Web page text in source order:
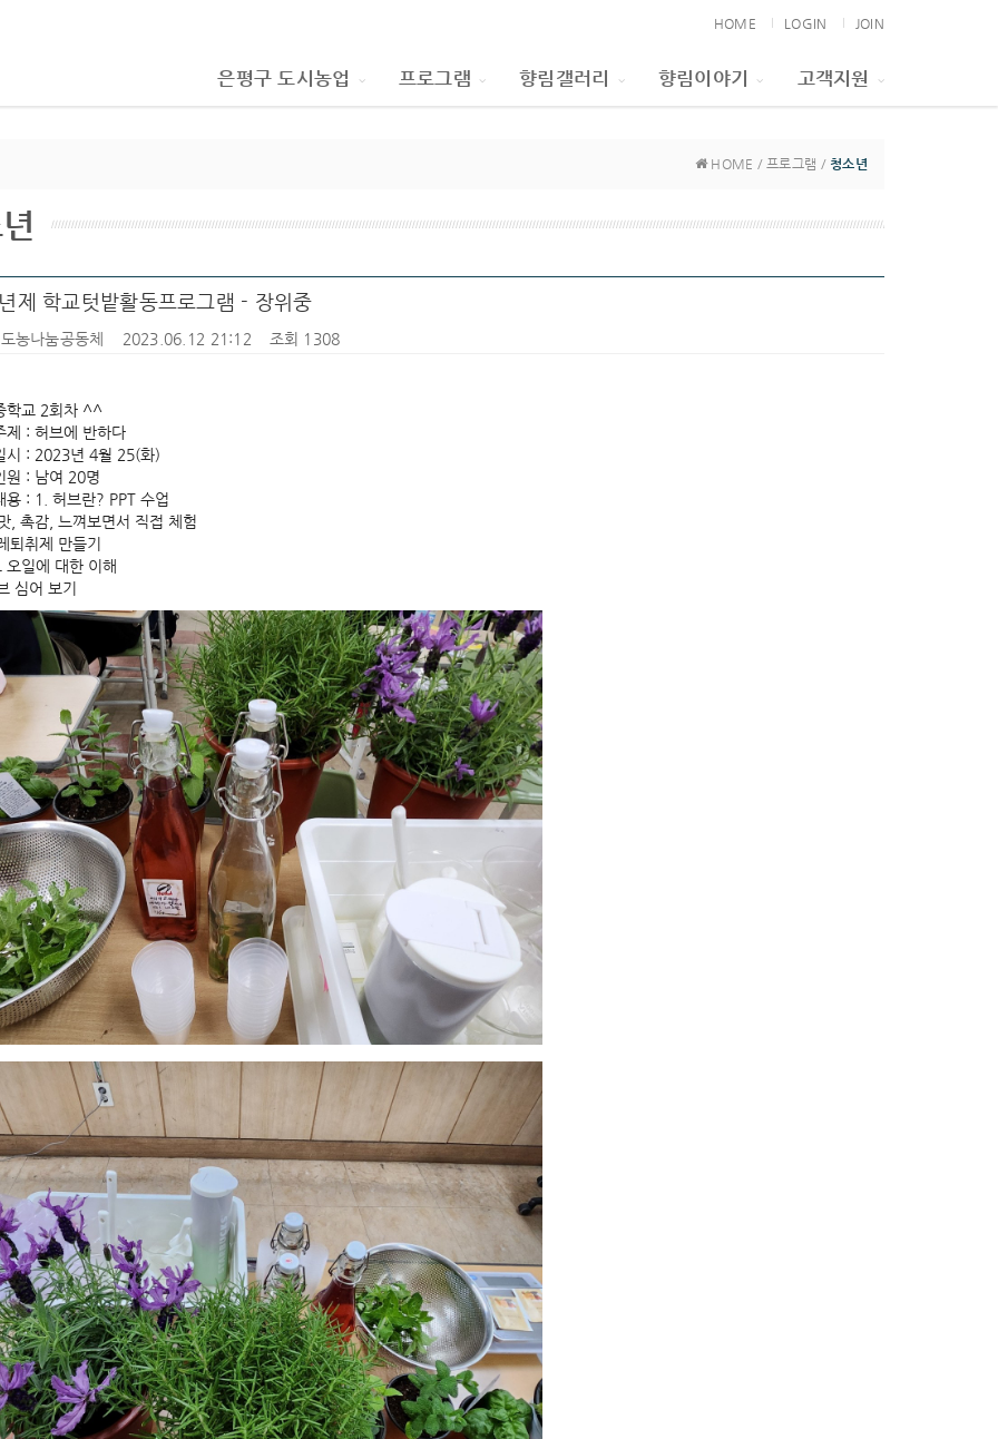
HOME LOGIN JOIN
은평구 도시농업 프로그램 향림갤러리 향림이야기 고객지원
HOME / 프로그램 / 청소년
제 학교텃밭활동프로그램 - 장위중
농나눔공동체 2023.06.12 21:12 조회 1308
학교 2회차 ^^
제 : 허브에 반하다
시 : 2023년 4월 25(화)
원 : 남여 20명
용 : 1. 허브란? PPT 수업
, 촉감, 느껴보면서 직접 체험
퇴취제 만들기
오일에 대한 이해
심어 보기